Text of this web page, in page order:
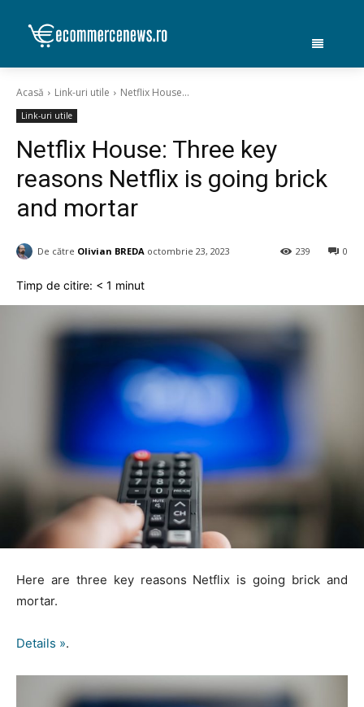
Acasă Link-uri utile Netflix House...
Link-uri utile
Netflix House: Three key
reasons Netflix is going brick
and mortar
De către Olivian BREDA octombrie 23, 2023 0
239
Timp de citire: < 1 minut
Here are three key reasons Netflix is going brick and
mortar.
Details ».